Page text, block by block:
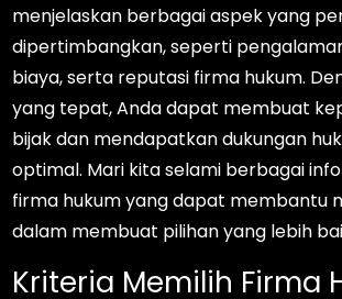
menjelaskan berbagai aspek yang
dipertimbangkan, seperti
biaya, serta reputasi firma hukum.
yang tepat, Anda dapat membuat
bijak dan mendapatkan dukungan
optimal. Mari kita selami berbagai
firma hukum yang dapat membantu
dalam membuat pilihan yang lebih
Kriteria Memilih Firma